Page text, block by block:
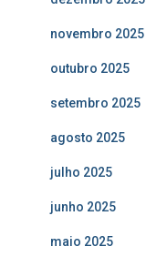
novembro 2025
outubro 2025
setembro 2025
agosto 2025
julho 2025
junho 2025
maio 2025